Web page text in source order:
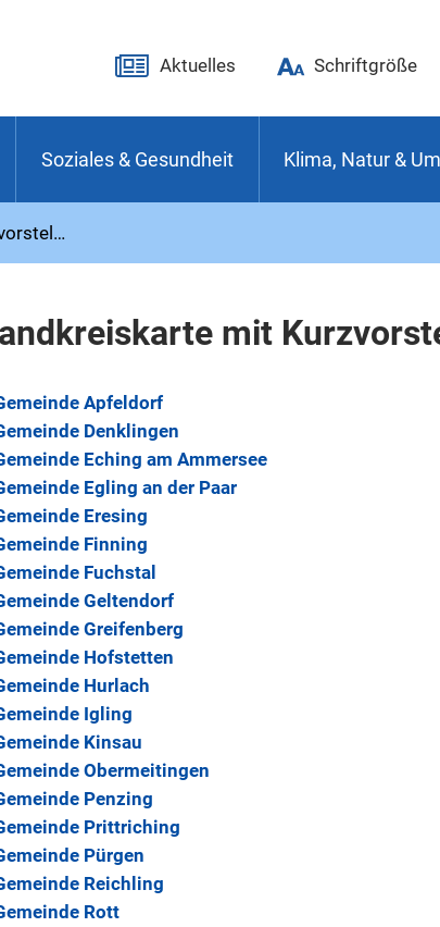
Aktuelles Schriftgröße
Soziales & Gesundheit Klima, Natur &
mit
Apfeldorf
Denklingen
Eching am Ammersee
Egling an der Paar
Eresing
Finning
Fuchstal
Geltendorf
Greifenberg
Hofstetten
Hurlach
Igling
Kinsau
Obermeitingen
Penzing
Prittriching
Pürgen
Reichling
Rott